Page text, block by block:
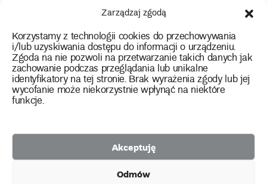
Zarządzaj zgodą
Korzystamy z technologii cookies do przechowywania
i/lub uzyskiwania dostępu do informacji o urządzeniu.
Zgoda na nie pozwoli na przetwarzanie takich danych jak
zachowanie podczas przeglądania lub unikalne
identyfikatory na tej stronie. Brak wyrażenia zgody lub jej
wycofanie może niekorzystnie wpłynąć na niektóre
funkcje.
Akceptuję
Odmów
Dla osób o specjalnych potrzebach
Kontakt
instagram
twitterfacebookyoutube
tiktok
2026 Copyright by Muzeum Narodowe we Wrocławiu
Polityka prywatności
Facebookfacebook